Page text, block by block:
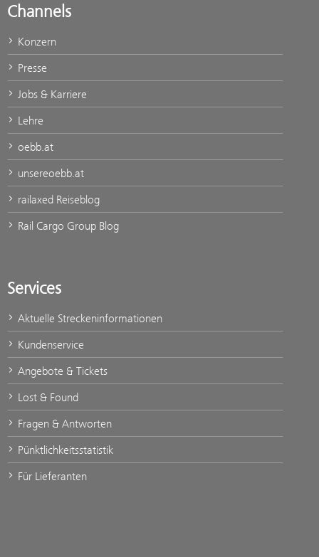
Channels
Konzern
Presse
Jobs & Karriere
Lehre
oebb.at
unsereoebb.at
railaxed Reiseblog
Rail Cargo Group Blog
Services
Aktuelle Streckeninformationen
Kundenservice
Angebote & Tickets
Lost & Found
Fragen & Antworten
Pünktlichkeitsstatistik
Für Lieferanten